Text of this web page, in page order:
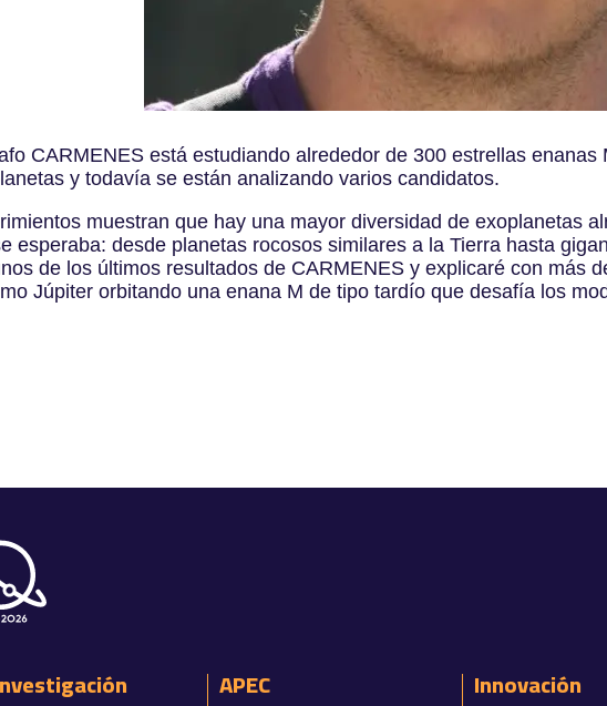
CARMENES está estudiando alrededor de 300 estrellas
y todavía se están analizando varios candidatos.
muestran que hay una mayor diversidad de exoplanetas
esperaba: desde planetas rocosos similares a la Tierra hasta
de los últimos resultados de CARMENES y explicaré con más
Júpiter orbitando una enana M de tipo tardío que desafía los
APEC Innovación